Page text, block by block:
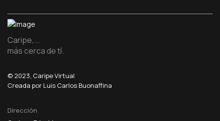
Caripe,...
más cerca de tí.
© 2023, Caripe Virtual
Creada por Luis Carlos Buonaffina
Dirección